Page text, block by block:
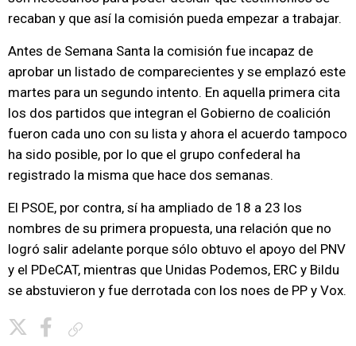
recaban y que así la comisión pueda empezar a trabajar.
Antes de Semana Santa la comisión fue incapaz de
aprobar un listado de comparecientes y se emplazó este
martes para un segundo intento. En aquella primera cita
los dos partidos que integran el Gobierno de coalición
fueron cada uno con su lista y ahora el acuerdo tampoco
ha sido posible, por lo que el grupo confederal ha
registrado la misma que hace dos semanas.
El PSOE, por contra, sí ha ampliado de 18 a 23 los
nombres de su primera propuesta, una relación que no
logró salir adelante porque sólo obtuvo el apoyo del PNV
y el PDeCAT, mientras que Unidas Podemos, ERC y Bildu
se abstuvieron y fue derrotada con los noes de PP y Vox.